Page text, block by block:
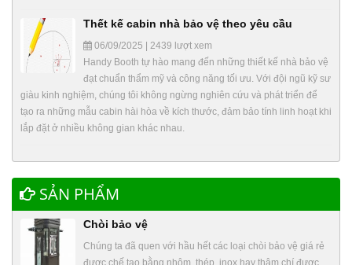
Thết kế cabin nhà bảo vệ theo yêu cầu
06/09/2025 | 2439 lượt xem
Handy Booth tự hào mang đến những thiết kế nhà bảo vệ
đạt chuẩn thẩm mỹ và công năng tối ưu. Với đội ngũ kỹ sư
giàu kinh nghiệm, chúng tôi không ngừng nghiên cứu và phát triển để
tạo ra những mẫu cabin hài hòa về kích thước, đảm bảo tính linh hoạt khi
lắp đặt ở nhiều không gian khác nhau.
SẢN PHẨM
Chòi bảo vệ
Chúng ta đã quen với hầu hết các loại chòi bảo vệ giá rẻ
được chế tạo bằng nhôm, thép, inox hay thậm chí được